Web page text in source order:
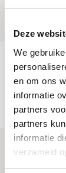
Deze
We
en om ons
informatie
partners
partners
informatie
verzameld
08 AUGUSTUS
Míchels
jij aan
08 AUGUSTUS
NIEUWS
Spelen
maakt